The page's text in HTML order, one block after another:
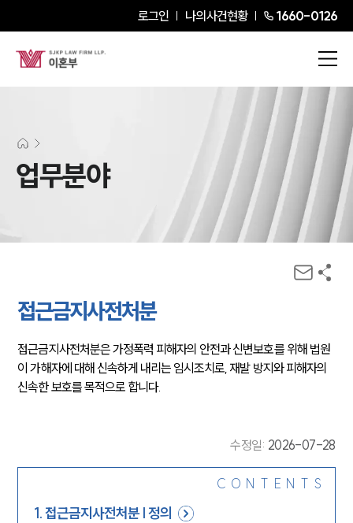
로그인 나의사건현황 1660-0126
업무분야
접근금지사전처분
접근금지사전처분은 가정폭력 피해자의 안전과 신변보호를 위해 법원
이 가해자에 대해 신속하게 내리는 임시조치로, 재발 방지와 피해자의
신속한 보호를 목적으로 합니다.
수정일: 2026-07-28
CONTENTS
1.접근금지사전처분 | 정의